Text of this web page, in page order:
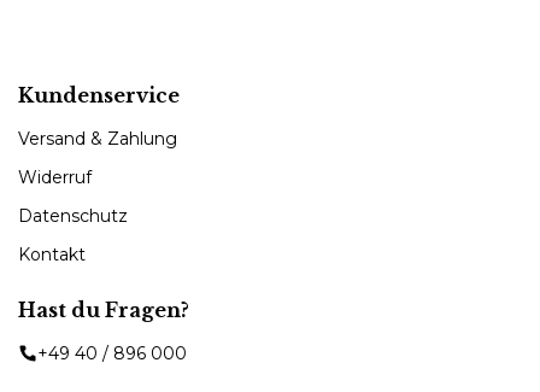
Kundenservice
Versand & Zahlung
Widerruf
Datenschutz
Kontakt
Hast du Fragen?
+49 40 / 896 000